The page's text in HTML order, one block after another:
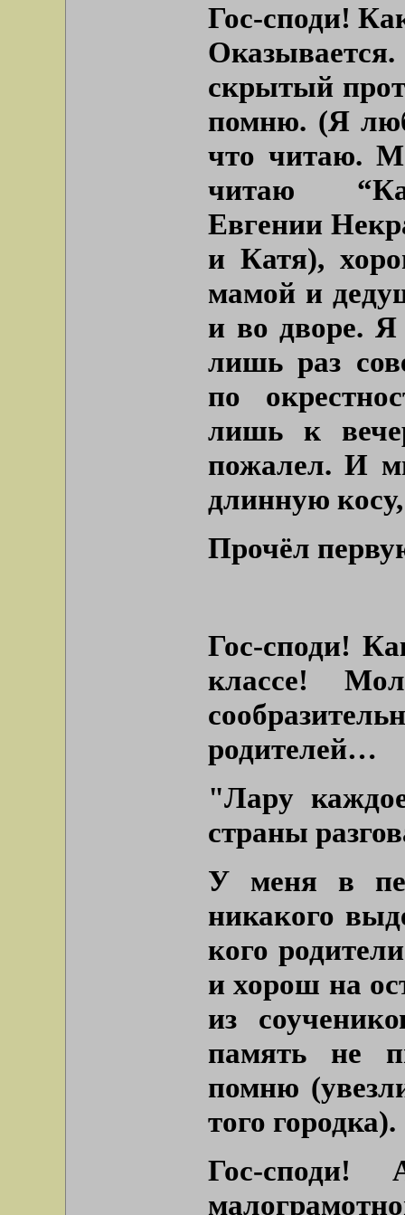
Гос-споди!
скрытый
помню. (Я
что читаю.
читаю
Евгении
и Катя),
мамой и
и во дворе. Я
лишь раз
по
лишь к
пожалел. И
длинную
Прочёл
Гос-споди!
классе!
родителей…
"Лару
страны
У меня в
никакого
кого
и хорош на
из
память не
помню
того городка).
Гос-